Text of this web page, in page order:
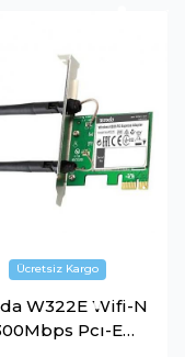
W322E Wifi-N
Pcı-E